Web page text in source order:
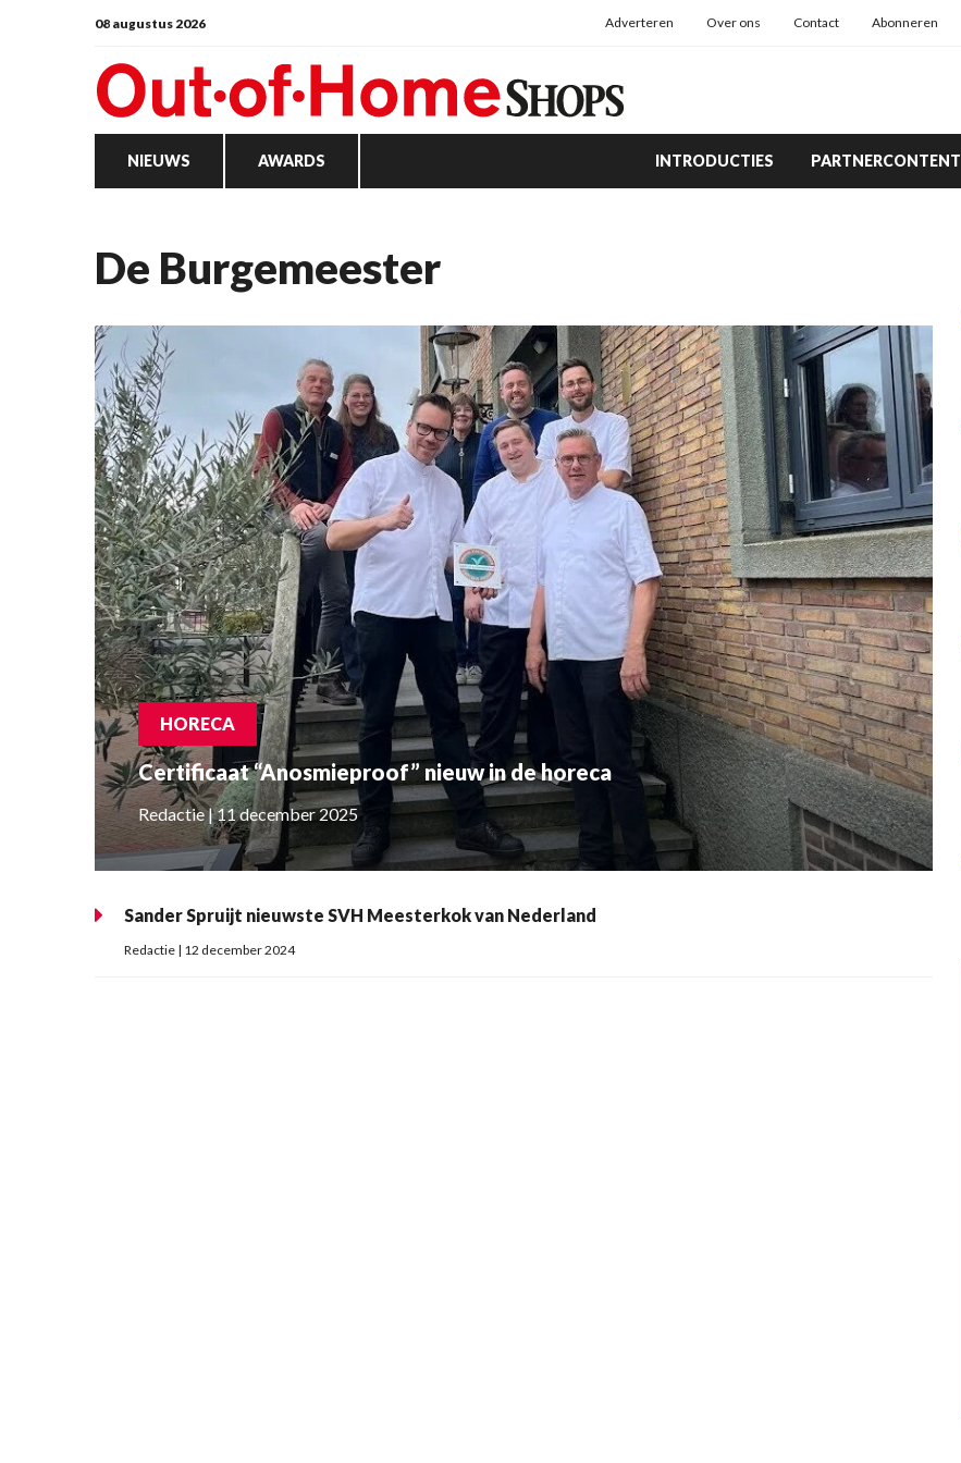
08 augustus 2026 Adverteren Over ons Contact Abonneren
NIEUWS AWARDS INTRODUCTIES PARTNERCONTENT
De Burgemeester
HORECA
Certificaat “Anosmieproof” nieuw in de horeca
Redactie | 11 december 2025
Sander Spruijt nieuwste SVH Meesterkok van Nederland
Redactie | 12 december 2024